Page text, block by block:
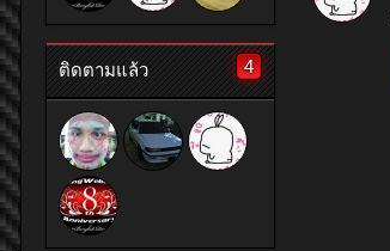
ติดตามแล้ว 4